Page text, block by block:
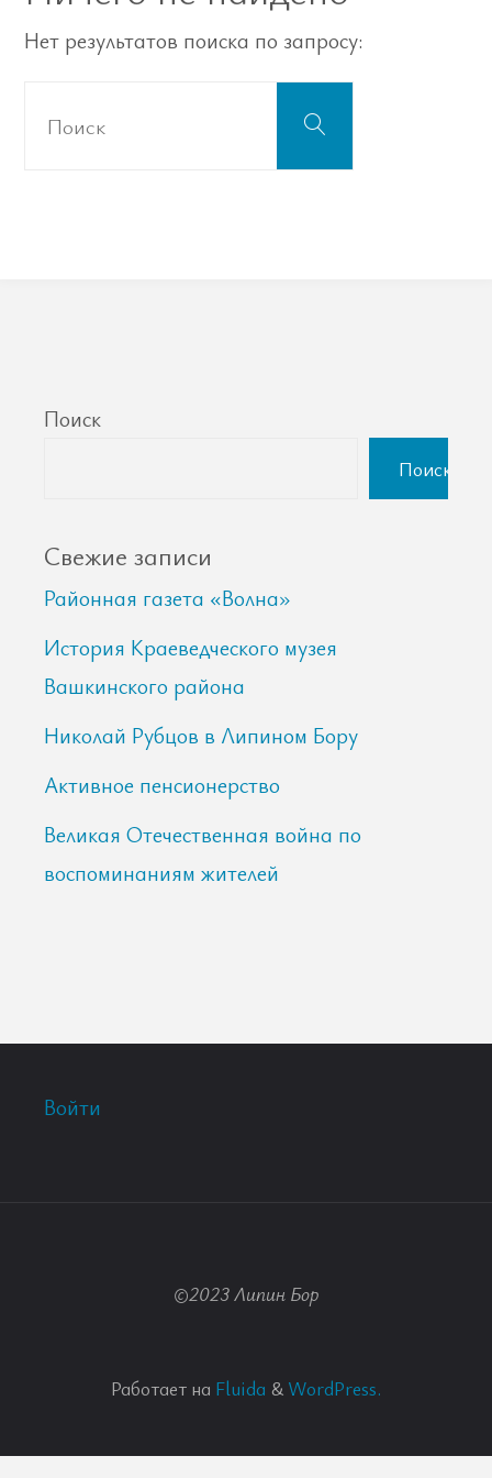
Нет результатов поиска по запросу:
Поиск
Поиск
Поиск
Свежие записи
Районная газета «Волна»
История Краеведческого музея
Вашкинского района
Николай Рубцов в Липином Бору
Активное пенсионерство
Великая Отечественная война по
воспоминаниям жителей
Войти
©2023 Липин Бор
Работает на Fluida & WordPress.